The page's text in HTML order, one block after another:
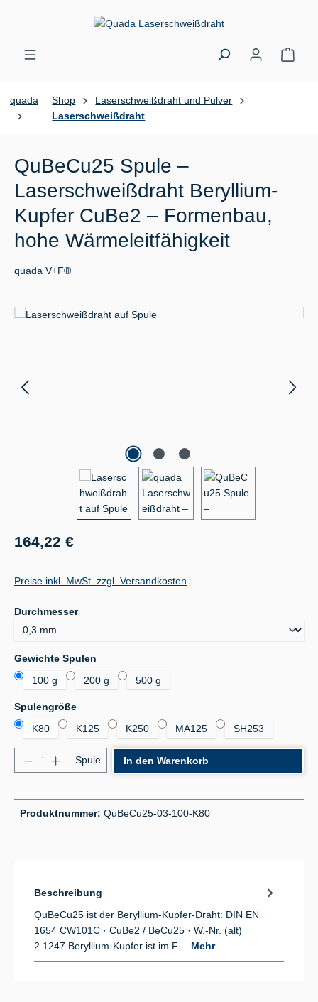
Zum Hauptinhalt springen
quada Shop
Laserschweißdraht und Pulver
Laserschweißdraht
QuBeCu25 Spule –
Laserschweißdraht Beryllium-
Kupfer CuBe2 – Formenbau,
hohe Wärmeleitfähigkeit
quada V+F®
Bildergalerie überspringen
Regulärer Preis:
164,22 €
Preise inkl. MwSt. zzgl. Versandkosten
Durchmesserauswählen
Gewichte Spulen
100 g
200 g 500 g
Spulengrößeauswählen
K80
K125 K250 MA125 SH253
Produkt Anzahl: Gib den gewünschten Wert ein
Spule In den Warenkorb
Produktnummer: QuBeCu25-03-100-K80
Beschreibung
QuBeCu25 ist der Beryllium-Kupfer-Draht: DIN EN
1654 CW101C · CuBe2 / BeCu25 · W.-Nr. (alt)
2.1247.Beryllium-Kupfer ist im F… Mehr